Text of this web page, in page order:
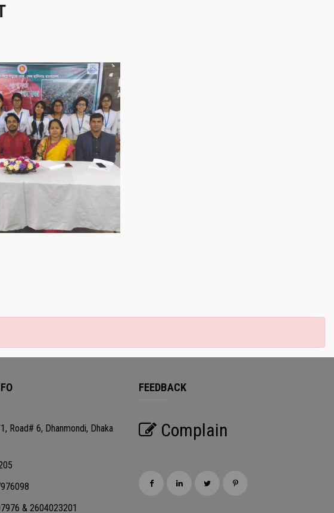
সাফল্যের স্মৃতি
সাফল্যের স্মৃতি
Road# 6, Dhanmondi, Dhaka
& 2604023201
FEEDBACK
Complain